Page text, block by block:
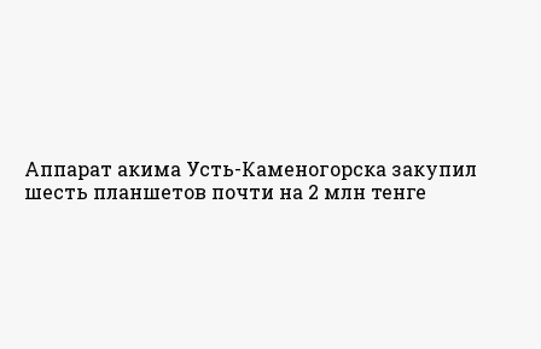
Аппарат акима Усть-Каменогорска закупил
шесть планшетов почти на 2 млн тенге